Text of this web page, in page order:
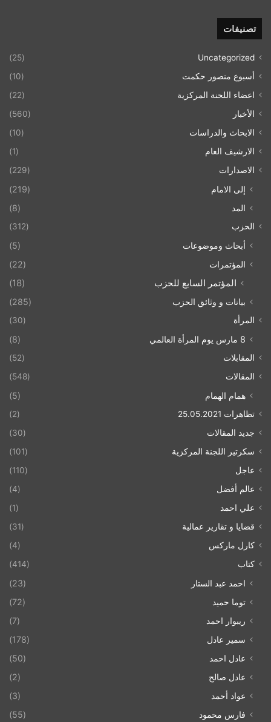
تصنيفات
Uncategorized
(25)
أسبوع منصور حكمت
(10)
اعضاء اللحنة المركزية
(22)
الأخبار
(560)
الابحاث والدراسات
(10)
الارشيف العام
(1)
الاصدارات
(229)
إلى الامام
(219)
المد
(8)
الحزب (312)
أبحاث وموضوعات
(5)
المؤتمرات
(22)
المؤتمر السابع للحزب (18)
بيانات و وثائق الحزب (285)
المرأة (30)
8 مارس يوم المرأة العالمي (8)
المقابلات
(52)
المقالات
(548)
همام الهمام (5)
تظاهرات 25.05.2021
(2)
جديد المقالات
(30)
سكرتير اللجنة المركزية
(101)
عاجل
(110)
عالم أفضل
(4)
علي احمد
(1)
قضايا و تقارير عمالية
(31)
كارل ماركس
(4)
كتاب
(414)
احمد عبد الستار
(23)
توما حميد
(72)
ريبوار احمد
(7)
سمير عادل
(178)
عادل احمد
(50)
عادل صالح
(2)
عواد أحمد
(3)
فارس محمود
(55)